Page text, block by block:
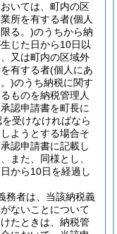
いては、町内の区
所を有する者(個人
る。)のうちから納
じた日から10日以
又は町内の区域外
有する者(個人にあ
)のうち納税に関す
ものを納税管理人
認申請書を町長に
受けなければなら
ようとする場合そ
認申請書に記載し
また、同様とし、
から10日を経過し
務者は、当該納税義
ないことについて
たときは、納税管